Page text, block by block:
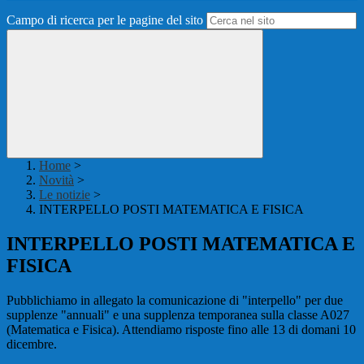
Campo di ricerca per le pagine del sito
Home >
Novità >
Le notizie >
INTERPELLO POSTI MATEMATICA E FISICA
INTERPELLO POSTI MATEMATICA E
FISICA
Pubblichiamo in allegato la comunicazione di "interpello" per due
supplenze "annuali" e una supplenza temporanea sulla classe A027
(Matematica e Fisica). Attendiamo risposte fino alle 13 di domani 10
dicembre.